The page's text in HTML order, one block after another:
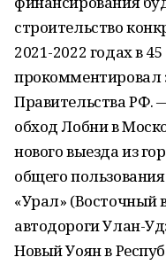
строительство
2021-2022 годах в
прокомментировал
Правительства РФ.
обход Лобни в
нового выезда из
общего
«Урал» (Восточный
автодороги Улан-
Новый Уоян в